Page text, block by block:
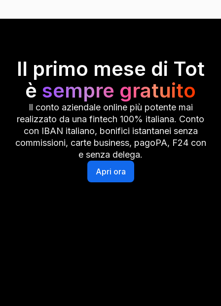
Il primo mese di Tot
è sempre gratuito
Il conto aziendale online più potente mai
realizzato da una fintech 100% italiana. Conto
con IBAN italiano, bonifici istantanei senza
commissioni, carte business, pagoPA, F24 con
e senza delega.
Apri ora